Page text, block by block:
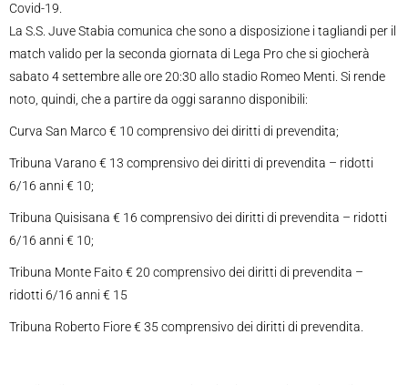
Covid-19.
La S.S. Juve Stabia comunica che sono a disposizione i tagliandi per il
match valido per la seconda giornata di Lega Pro che si giocherà
sabato 4 settembre alle ore 20:30 allo stadio Romeo Menti. Si rende
noto, quindi, che a partire da oggi saranno disponibili:
Curva San Marco € 10 comprensivo dei diritti di prevendita;
Tribuna Varano € 13 comprensivo dei diritti di prevendita – ridotti
6/16 anni € 10;
Tribuna Quisisana € 16 comprensivo dei diritti di prevendita – ridotti
6/16 anni € 10;
Tribuna Monte Faito € 20 comprensivo dei diritti di prevendita –
ridotti 6/16 anni € 15
Tribuna Roberto Fiore € 35 comprensivo dei diritti di prevendita.